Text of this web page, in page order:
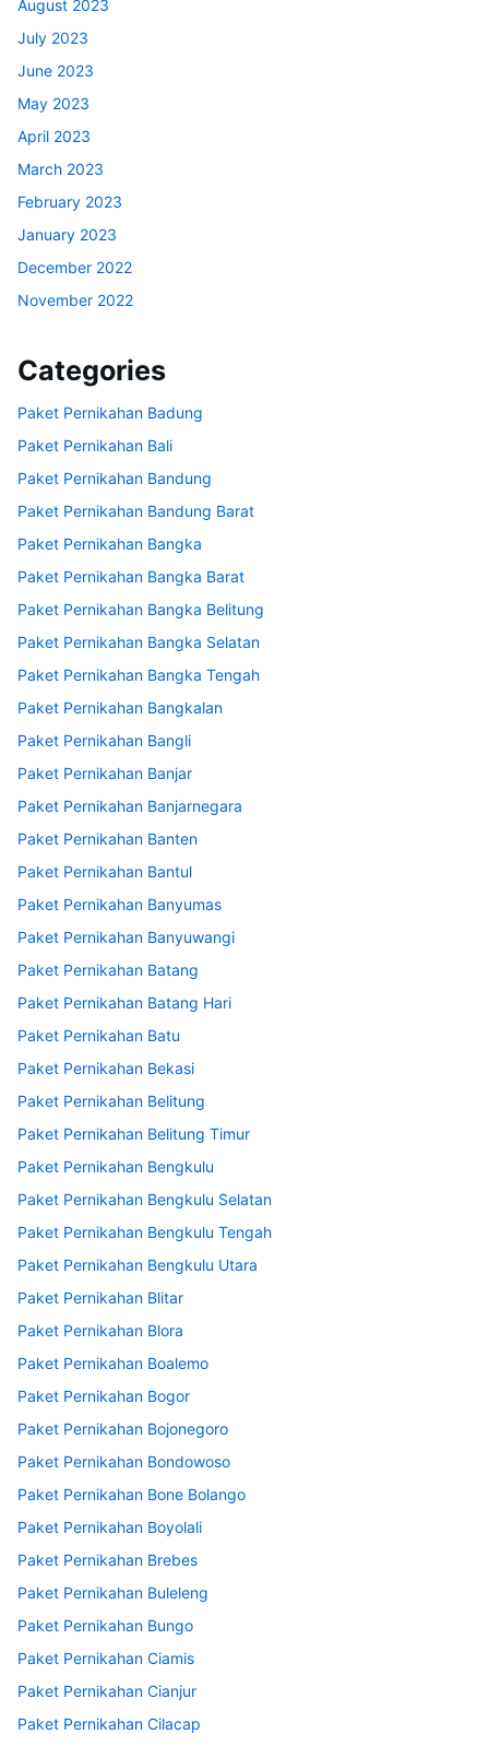
August 2023
July 2023
June 2023
May 2023
April 2023
March 2023
February 2023
January 2023
December 2022
November 2022
Categories
Paket Pernikahan Badung
Paket Pernikahan Bali
Paket Pernikahan Bandung
Paket Pernikahan Bandung Barat
Paket Pernikahan Bangka
Paket Pernikahan Bangka Barat
Paket Pernikahan Bangka Belitung
Paket Pernikahan Bangka Selatan
Paket Pernikahan Bangka Tengah
Paket Pernikahan Bangkalan
Paket Pernikahan Bangli
Paket Pernikahan Banjar
Paket Pernikahan Banjarnegara
Paket Pernikahan Banten
Paket Pernikahan Bantul
Paket Pernikahan Banyumas
Paket Pernikahan Banyuwangi
Paket Pernikahan Batang
Paket Pernikahan Batang Hari
Paket Pernikahan Batu
Paket Pernikahan Bekasi
Paket Pernikahan Belitung
Paket Pernikahan Belitung Timur
Paket Pernikahan Bengkulu
Paket Pernikahan Bengkulu Selatan
Paket Pernikahan Bengkulu Tengah
Paket Pernikahan Bengkulu Utara
Paket Pernikahan Blitar
Paket Pernikahan Blora
Paket Pernikahan Boalemo
Paket Pernikahan Bogor
Paket Pernikahan Bojonegoro
Paket Pernikahan Bondowoso
Paket Pernikahan Bone Bolango
Paket Pernikahan Boyolali
Paket Pernikahan Brebes
Paket Pernikahan Buleleng
Paket Pernikahan Bungo
Paket Pernikahan Ciamis
Paket Pernikahan Cianjur
Paket Pernikahan Cilacap